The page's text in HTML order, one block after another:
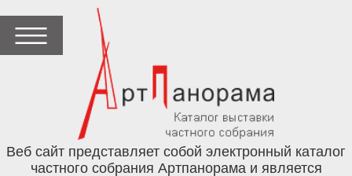
Веб сайт представляет собой электронный каталог
частного собрания Артпанорама и является